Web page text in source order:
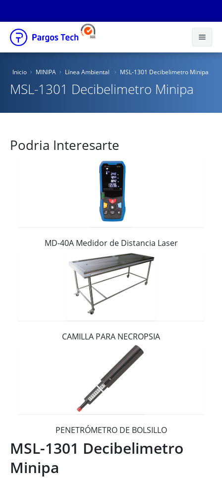
Nosotros
Novedades
Inicio MINIPA Línea Ambiental MSL-1301 Decibelimetro Minipa
MSL-1301 Decibelimetro Minipa
Podria Interesarte
MD-40A Medidor de Distancia Laser
CAMILLA PARA NECROPSIA
PENETRÓMETRO DE BOLSILLO
MSL-1301 Decibelimetro
Minipa